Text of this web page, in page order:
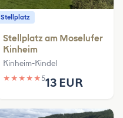
Stellplatz
Stellplatz am Moselufer
Kinheim
Kinheim-Kindel
★ ★ ★ ★ ★513 EUR